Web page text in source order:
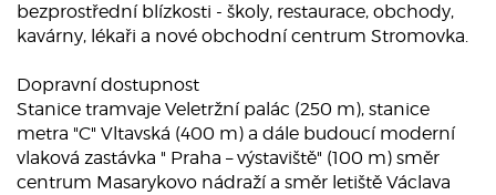
bezprostřední blízkosti - školy, restaurace, obchody,
kavárny, lékaři a nové obchodní centrum Stromovka.
Dopravní dostupnost
Stanice tramvaje Veletržní palác (250 m), stanice
metra "C" Vltavská (400 m) a dále budoucí moderní
vlaková zastávka " Praha – výstaviště" (100 m) směr
centrum Masarykovo nádraží a směr letiště Václava